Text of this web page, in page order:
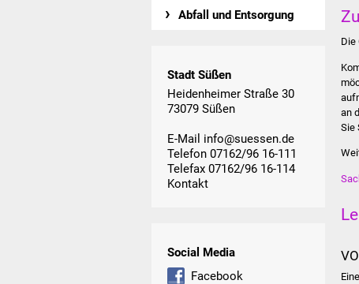
Abfall und Entsorgung
Stadt Süßen
Heidenheimer Straße 30
73079 Süßen
E-Mail info@suessen.de
Telefon 07162/96 16-111
Telefax 07162/96 16-114
Kontakt
Social Media
Facebook
Die
an
Sie